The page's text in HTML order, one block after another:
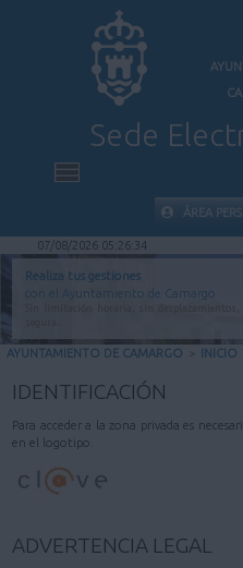
Sede
VALIDACIÓN
ÁREA
07/08/2026 05:26:34
Realiza tus gestiones
con el Ayuntamiento de Camargo
AYUNTAMIENTO DE CAMARGO > INICIO
IDENTIFICACIÓN
Para acceder a la zona privada es
en el logotipo.
ADVERTENCIA LEGAL